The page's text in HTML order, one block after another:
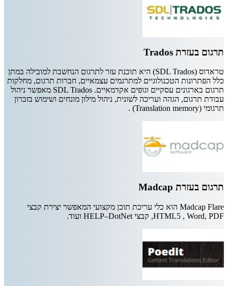
תרגום בעזרת Trados
טראדוס (SDL Trados) היא תוכנת עזר לתרגום הנחשבת למובילה במתן
כלל הפתרונות הטכנולוגיים למתרגמים עצמאיים, חברות תרגום, מחלקות
תרגום בארגונים עסקיים וגופים אקדמאיים. SDL Trados מאפשר ניהול
עבודת תרגום, הגהה ועריכה לשונית, ניהול מילון מונחים ושימוש בזכרון
תרגומי (Translation memory) .
תרגום בעזרת Madcap
Madcap Flare הוא כלי עריכת תוכן מקצועי המאפשר יצירת קבצי
HTML5 , Word, PDF, קבצי HELP–DotNet ועוד.